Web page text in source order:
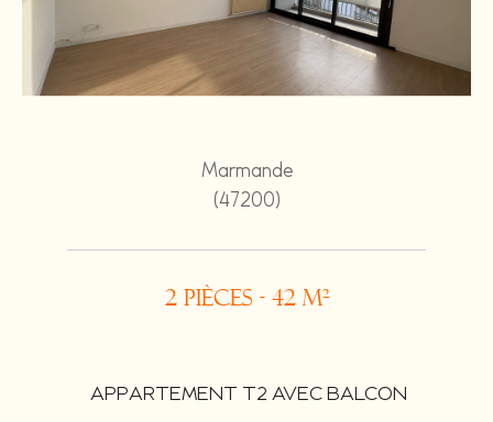
Marmande
(47200)
2 pièces - 42 m²
APPARTEMENT T2 AVEC BALCON